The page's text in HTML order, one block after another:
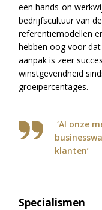
een hands-on
bedrijfscultuur van
referentiemodellen
hebben oog voor
aanpak is zeer
winstgevendheid
groeipercentages.
‘Al onze
klanten’
Specialismen